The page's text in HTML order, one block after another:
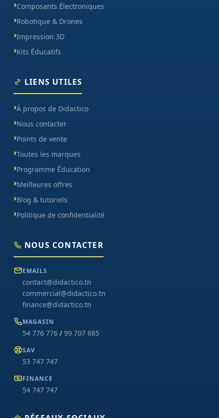
Composants Électroniques
Robotique & Drones
Impression 3D
Kits Éducatifs
LIENS UTILES
À propos de Didactico
Nous contacter
Points de vente
Toutes les marques
Programme Éducation
Meilleures offres
Blog & tutoriels
Politique de confidentialité
NOUS CONTACTER
EMAILS
contact@didactico.tn
commercial@didactico.tn
finance@didactico.tn
MAGASIN
54 776 776 / 99 707 685
SAV
53 747 747
FINANCE
54 747 747